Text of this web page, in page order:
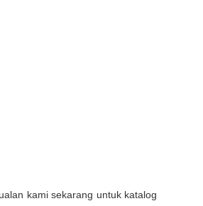
kami sekarang untuk katalog